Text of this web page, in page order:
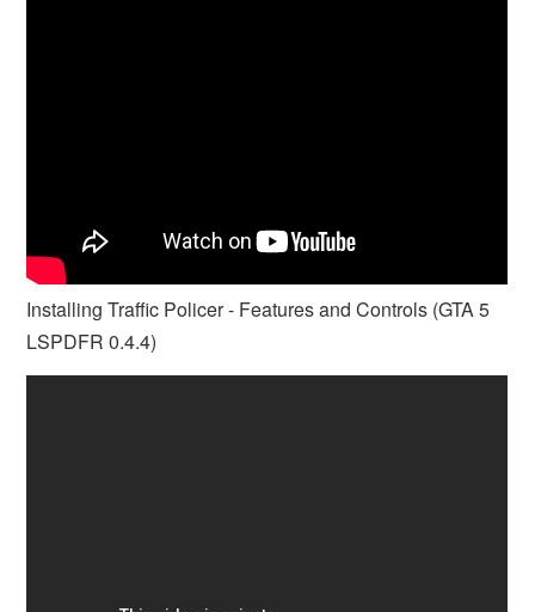
Installing Traffic Policer - Features and Controls (GTA 5
LSPDFR 0.4.4)